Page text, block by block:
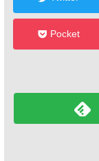
Pocket